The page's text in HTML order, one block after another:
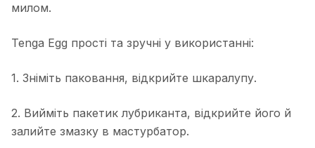
милом.
Tenga Egg прості та зручні у використанні:
1. Зніміть паковання, відкрийте шкаралупу.
2. Вийміть пакетик лубриканта, відкрийте його й
залийте змазку в мастурбатор.